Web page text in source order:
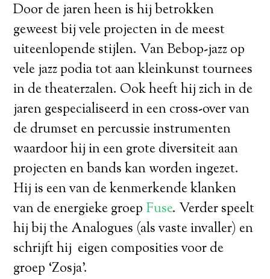
Door de jaren heen is hij betrokken
geweest bij vele projecten in de meest
uiteenlopende stijlen. Van Bebop-jazz op
vele jazz podia tot aan kleinkunst tournees
in de theaterzalen. Ook heeft hij zich in de
jaren gespecialiseerd in een cross-over van
de drumset en percussie instrumenten
waardoor hij in een grote diversiteit aan
projecten en bands kan worden ingezet.
Hij is een van de kenmerkende klanken
van de energieke groep Fuse. Verder speelt
hij bij the Analogues (als vaste invaller) en
schrijft hij eigen composities voor de
groep ‘Zosja’.